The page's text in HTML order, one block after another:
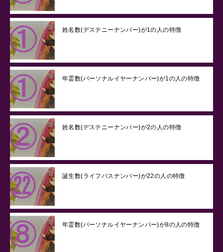
姓名数(デステニーナンバー)が1の人の特徴
年霊数(パーソナルイヤーナンバー)が1の人の特徴
姓名数(デステニーナンバー)が2の人の特徴
誕生数(ライフパスナンバー)が22の人の特徴
年霊数(パーソナルイヤーナンバー)が8の人の特徴